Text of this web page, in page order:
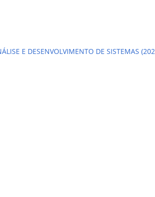
E DESENVOLVIMENTO DE SISTEMAS